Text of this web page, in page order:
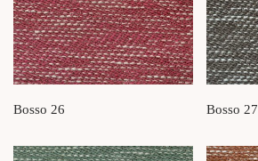
Bosso 26 Bosso 27